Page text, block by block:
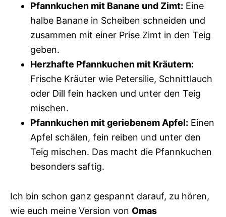
Pfannkuchen mit Banane und Zimt: Eine
halbe Banane in Scheiben schneiden und
zusammen mit einer Prise Zimt in den Teig
geben.
Herzhafte Pfannkuchen mit Kräutern:
Frische Kräuter wie Petersilie, Schnittlauch
oder Dill fein hacken und unter den Teig
mischen.
Pfannkuchen mit geriebenem Apfel: Einen
Apfel schälen, fein reiben und unter den
Teig mischen. Das macht die Pfannkuchen
besonders saftig.
Ich bin schon ganz gespannt darauf, zu hören,
wie euch meine Version von Omas